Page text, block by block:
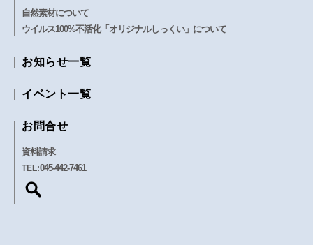
自然素材について
ウイルス100%不活化「オリジナルしっくい」について
お知らせ一覧
イベント一覧
お問合せ
資料請求
TEL:045-442-7461